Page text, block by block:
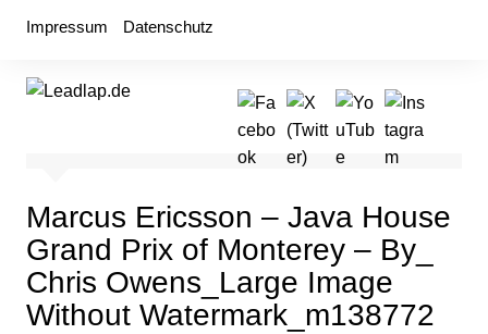
Impressum Datenschutz
Marcus Ericsson – Java House
Grand Prix of Monterey – By_
Chris Owens_Large Image
Without Watermark_m138772